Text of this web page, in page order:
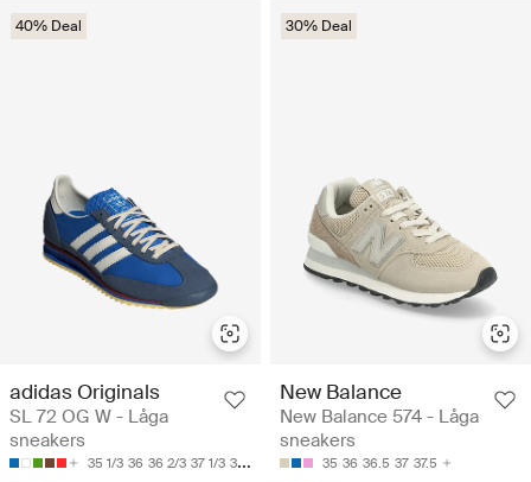
40% Deal
adidas Originals
SL 72 OG W - Låga
sneakers
35 1/3 36 36 2/3 37 1/3 38
30% Deal
New Balance
New Balance 574 - Låga
sneakers
35 36 36.5 37 37.5